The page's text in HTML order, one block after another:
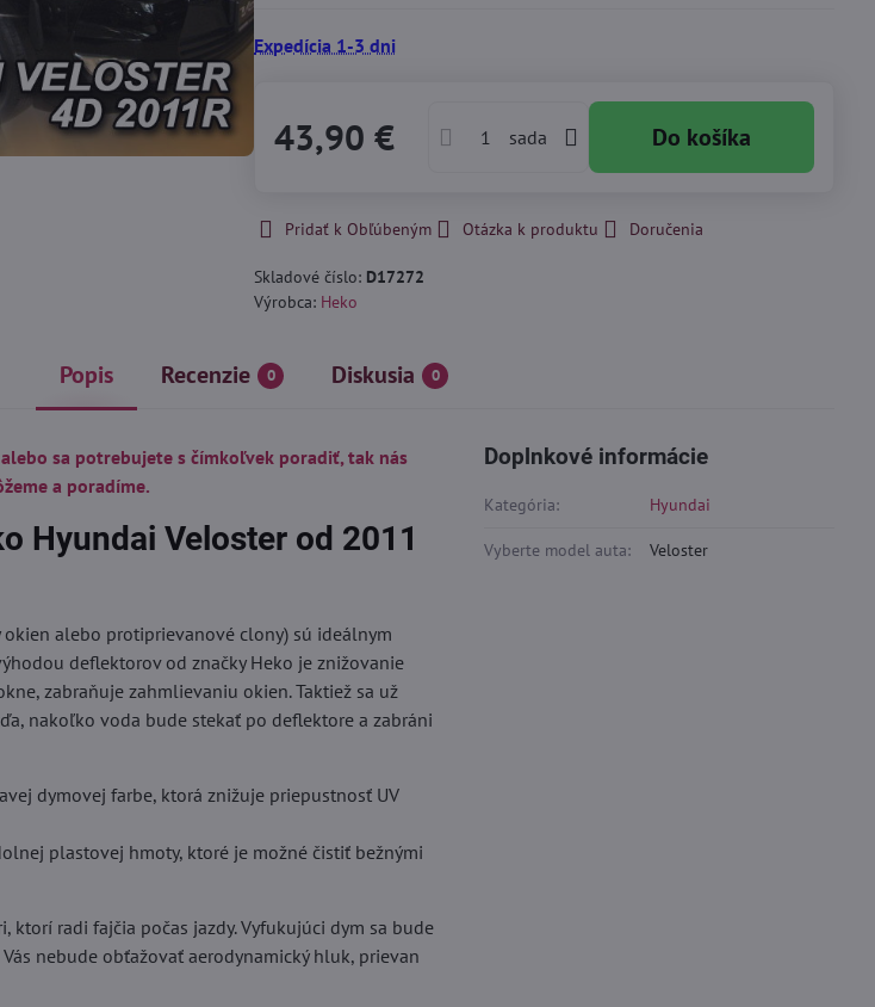
Expedícia 1-3 dni
43,90 € sada Do košíka
Pridať k Obľúbeným Otázka k produktu Doručenia
Skladové číslo: D17272
Výrobca: Heko
Popis Recenzie 0 Diskusia 0
sa potrebujete s čímkoľvek poradiť, tak nás
a poradíme.
Hyundai Veloster od 2011
alebo protiprievanové clony) sú ideálnym
deflektorov od značky Heko je znižovanie
zabraňuje zahmlievaniu okien. Taktiež sa už
nakoľko voda bude stekať po deflektore a zabráni
dymovej farbe, ktorá znižuje priepustnosť UV
plastovej hmoty, ktoré je možné čistiť bežnými
ktorí radi fajčia počas jazdy. Vyfukujúci dym sa bude
nebude obťažovať aerodynamický hluk, prievan
Doplnkové informácie
Kategória: Hyundai
Vyberte model auta: Veloster